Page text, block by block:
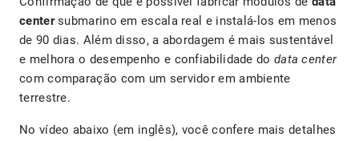
centersubmarino em escala real e instalá-los em menos
de 90 dias. Além disso, a abordagem é mais sustentável
e melhora o desempenho e confiabilidade do data center
com comparação com um servidor em ambiente
terrestre.
No vídeo abaixo (em inglês), você confere mais detalhes